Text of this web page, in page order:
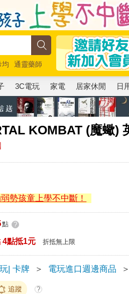
均
通靈藥師
3C電玩 家電 居家休閒 日
KOMBAT (魔蠍)
勢孩童上學不中斷！
點 ?
4點抵1元 折抵無上限
| 卡牌 ＞ 電玩進口週邊商品 ＞
追蹤 ?